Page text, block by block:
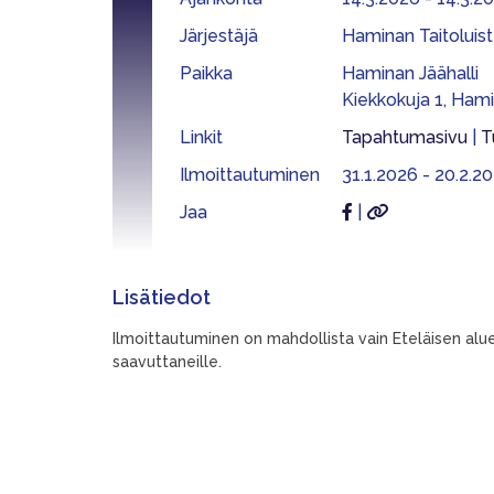
Järjestäjä
Haminan
Paikka
Haminan Jäähalli
Kiekkokuja 1,
Linkit
Tapahtumasivu
Ilmoittautuminen
31.1.2026 -
Jaa
Lisätiedot
Ilmoittautuminen on mahdollista vain Eteläisen
saavuttaneille.